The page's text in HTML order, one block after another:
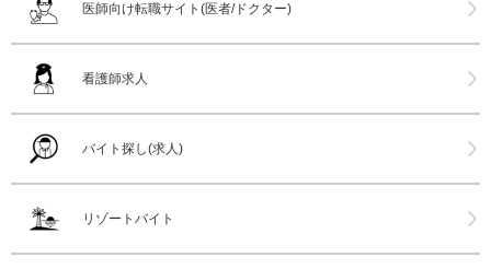
医師向け転職サイト(医者/ドクター)
看護師求人
バイト探し(求人)
リゾートバイト